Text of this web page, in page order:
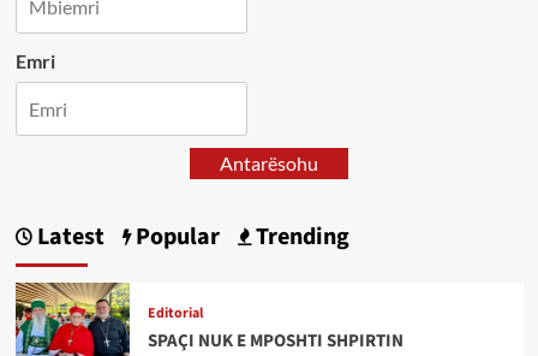
Emri
Antarësohu
Latest Popular Trending
Editorial
SPAÇI NUK E MPOSHTI SHPIRTIN